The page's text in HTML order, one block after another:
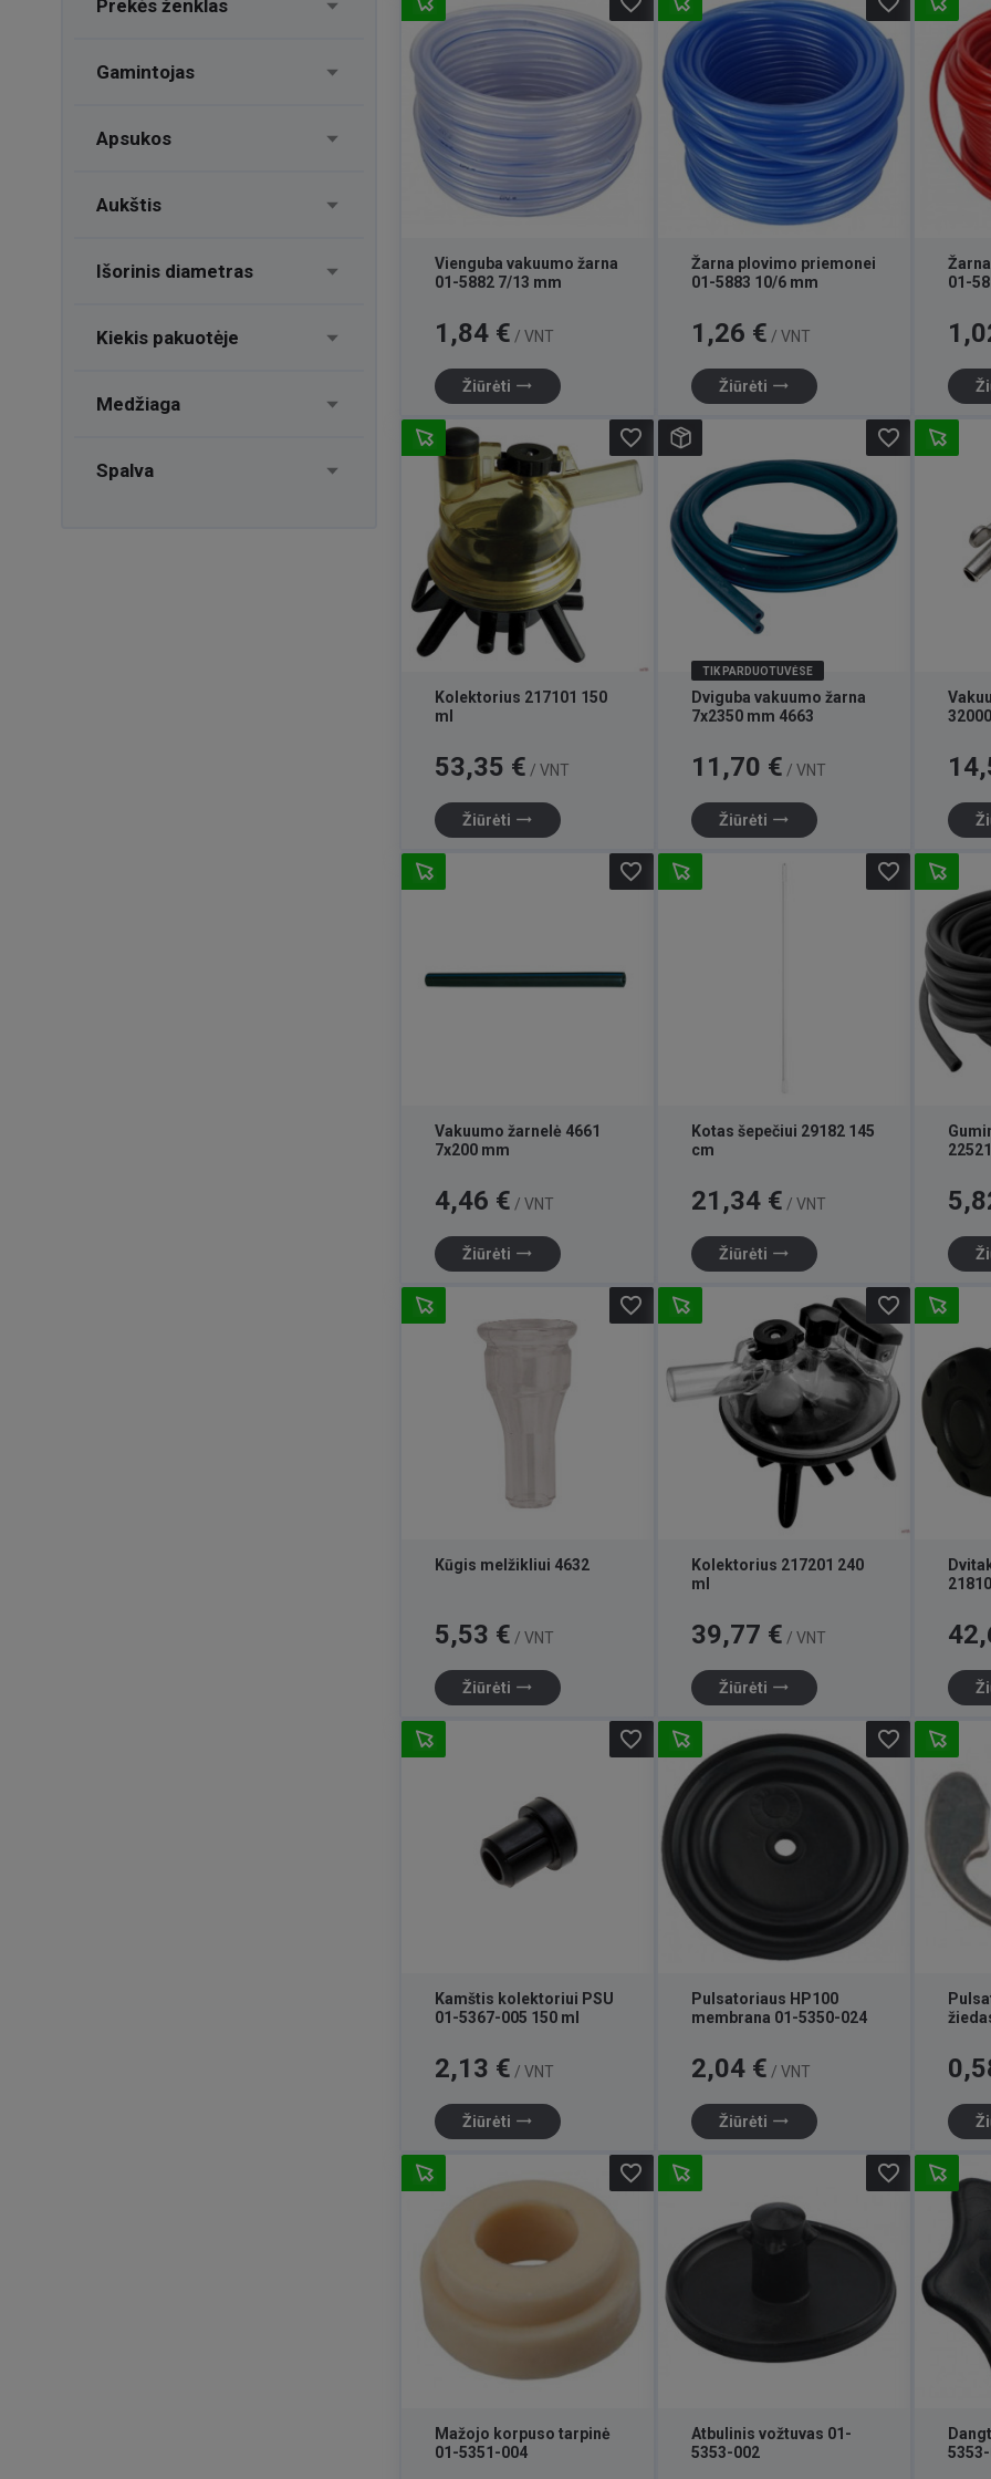
Prekės ženklas
Gamintojas
Apsukos
Aukštis
Išorinis diametras
Kiekis pakuotėje
Medžiaga
Spalva
Vienguba vakuumo žarna
01-5882 7/13 mm
Kaina
1,84 € / VNT
Žiūrėti trending_flat
Žarna plovimo priemonei
01-5883 10/6 mm
Kaina
1,26 € / VNT
Žiūrėti trending_flat
01-
Kaina
Kolektorius 217101 150
ml
Kaina
53,35 € / VNT
Žiūrėti trending_flat
favorite_border
TIK PARDUOTUVĖSE
Dviguba vakuumo žarna
7x2350 mm 4663
Kaina
11,70 € / VNT
Žiūrėti trending_flat
favorite_border
Kaina
Vakuumo žarnelė 4661
7x200 mm
Kaina
4,46 € / VNT
Žiūrėti trending_flat
favorite_border
Kotas šepečiui 29182 145
cm
Kaina
21,34 € / VNT
Žiūrėti trending_flat
favorite_border
Kaina
Kūgis melžikliui 4632
Kaina
5,53 € / VNT
Žiūrėti trending_flat
favorite_border
Kolektorius 217201 240
ml
Kaina
39,77 € / VNT
Žiūrėti trending_flat
favorite_border
Kaina
Kamštis kolektoriui PSU
01-5367-005 150 ml
Kaina
2,13 € / VNT
Žiūrėti trending_flat
favorite_border
Pulsatoriaus HP100
membrana 01-5350-024
Kaina
2,04 € / VNT
Žiūrėti trending_flat
favorite_border
Kaina
Mažojo korpuso tarpinė
01-5351-004
favorite_border
Atbulinis vožtuvas 01-
5353-002
favorite_border